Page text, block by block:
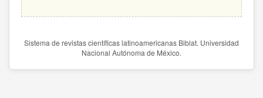
Sistema de revistas científicas latinoamericanas Biblat. Universidad
Nacional Autónoma de México.